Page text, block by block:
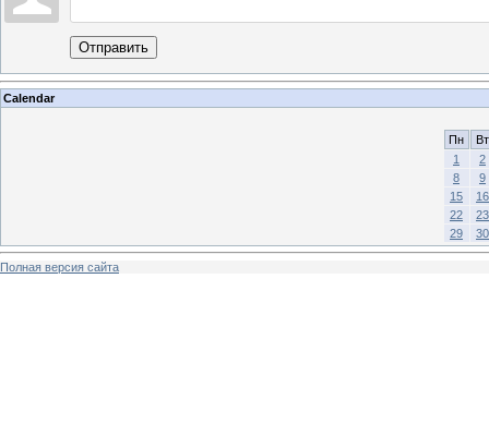
Отправить
Calendar
Пн
Вт
1
2
8
9
15
16
22
23
29
30
Полная версия сайта